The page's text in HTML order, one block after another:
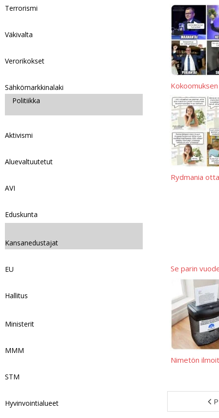
pL
n
e
Rydmania
Se parin
Nimetön
Terrorismi
Väkivalta
Verorikokset
Sähkömarkkinalaki
Politiikka
Aktivismi
Aluevaltuutetut
AVI
Eduskunta
Kansanedustajat
EU
Hallitus
Ministerit
MMM
STM
Hyvinvointialueet